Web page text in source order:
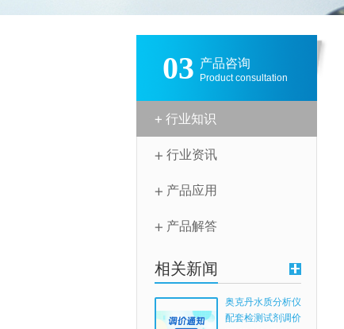
03 产品咨询
Product consultation
行业知识
行业资讯
产品应用
产品解答
相关新闻
奥克丹水质分析仪
配套检测试剂调价